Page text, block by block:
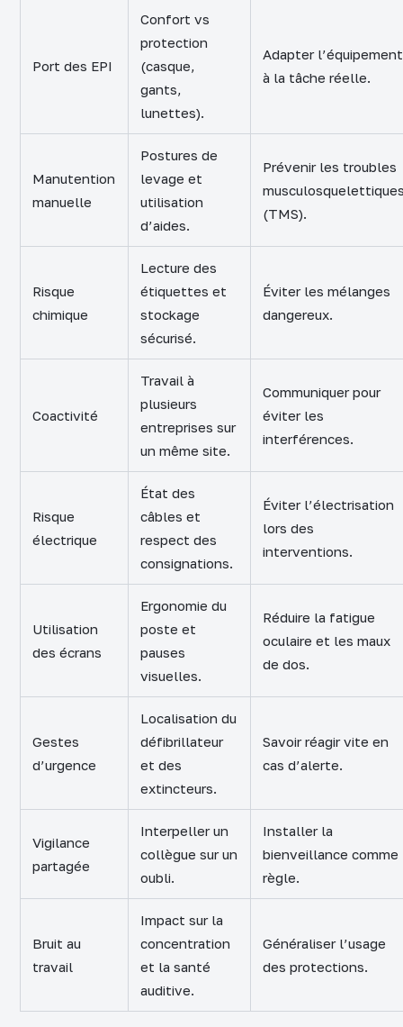
Port des EPI
Confort vs
protection
(casque,
gants,
lunettes).
Adapter l’équipement
à la tâche réelle.
Manutention
manuelle
Postures de
levage et
utilisation
d’aides.
Prévenir les troubles
(TMS).
Risque
chimique
Lecture des
étiquettes et
stockage
sécurisé.
Éviter les mélanges
dangereux.
Coactivité
Travail à
plusieurs
entreprises sur
un même site.
Communiquer pour
éviter les
interférences.
Risque
électrique
État des
câbles et
respect des
consignations.
Éviter l’électrisation
lors des
interventions.
Utilisation
des écrans
Ergonomie du
poste et
pauses
visuelles.
Réduire la fatigue
oculaire et les maux
de dos.
Gestes
d’urgence
Localisation du
défibrillateur
et des
extincteurs.
Savoir réagir vite en
cas d’alerte.
Vigilance
partagée
Interpeller un
collègue sur un
oubli.
Installer la
bienveillance comme
règle.
Bruit au
travail
Impact sur la
concentration
et la santé
auditive.
Généraliser l’usage
des protections.